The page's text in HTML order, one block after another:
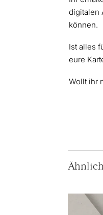
digitalen
können.
Ist alles
eure
Wollt ihr
Dieses
Produkt